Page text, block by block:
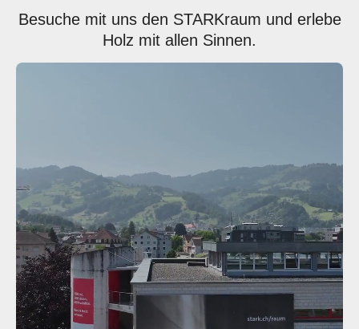
Besuche mit uns den STARKraum und erlebe
Holz mit allen Sinnen.